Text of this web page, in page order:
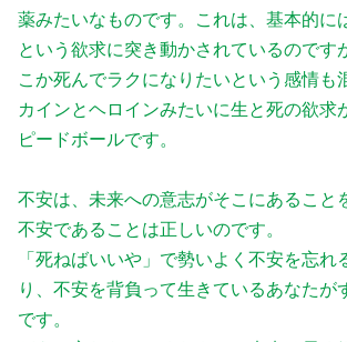
薬みたいなものです。これは、基本的に
という欲求に突き動かされているのです
こか死んでラクになりたいという感情も
カインとヘロインみたいに生と死の欲求
ピードボールです。
不安は、未来への意志がそこにあること
不安であることは正しいのです。
「死ねばいいや」で勢いよく不安を忘れ
り、不安を背負って生きているあなたが
です。